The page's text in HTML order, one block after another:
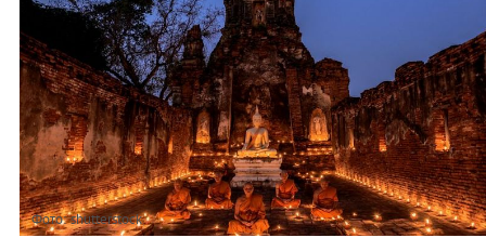
Фото: shutterstock